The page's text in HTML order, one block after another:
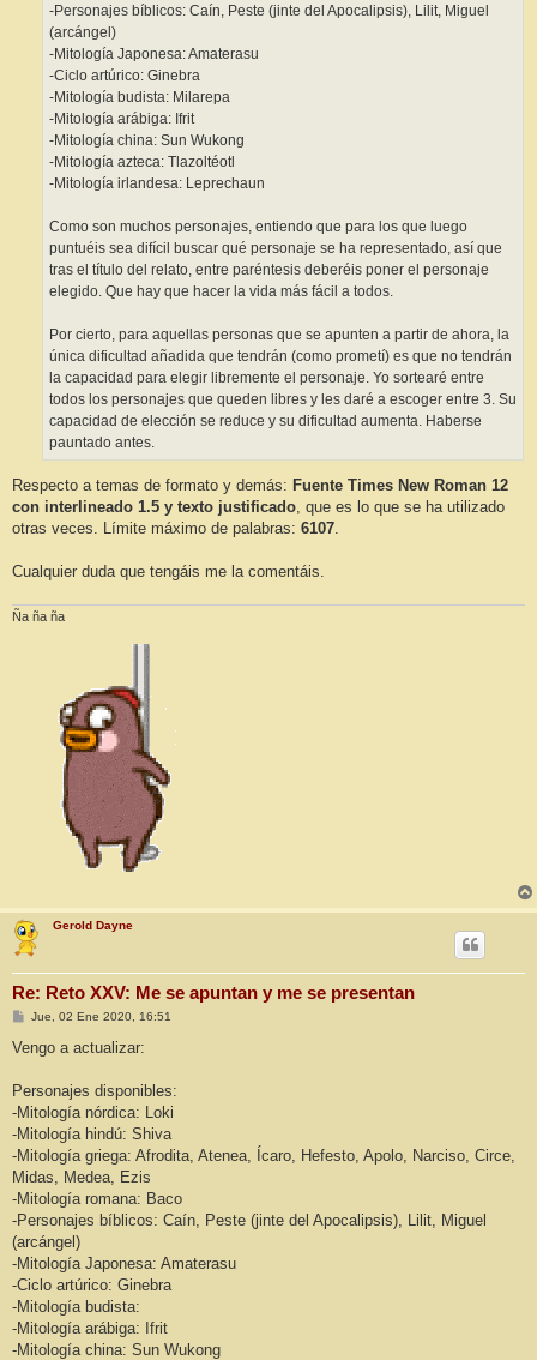
-Personajes bíblicos: Caín, Peste (jinte del Apocalipsis), Lilit, Miguel
(arcángel)
-Mitología Japonesa: Amaterasu
-Ciclo artúrico: Ginebra
-Mitología budista: Milarepa
-Mitología arábiga: Ifrit
-Mitología china: Sun Wukong
-Mitología azteca: Tlazoltéotl
-Mitología irlandesa: Leprechaun
Como son muchos personajes, entiendo que para los que luego
puntuéis sea difícil buscar qué personaje se ha representado, así que
tras el título del relato, entre paréntesis deberéis poner el personaje
elegido. Que hay que hacer la vida más fácil a todos.
Por cierto, para aquellas personas que se apunten a partir de ahora, la
única dificultad añadida que tendrán (como prometí) es que no tendrán
la capacidad para elegir libremente el personaje. Yo sortearé entre
todos los personajes que queden libres y les daré a escoger entre 3. Su
capacidad de elección se reduce y su dificultad aumenta. Haberse
pauntado antes.
Respecto a temas de formato y demás: Fuente Times New Roman 12
con interlineado 1.5 y texto justificado, que es lo que se ha utilizado
otras veces. Límite máximo de palabras: 6107.
Cualquier duda que tengáis me la comentáis.
Ña ña ña
Gerold Dayne
Re: Reto XXV: Me se apuntan y me se presentan
M
n
j
Jue, 02 Ene 2020, 16:51
Vengo a actualizar:
Personajes disponibles:
-Mitología nórdica: Loki
-Mitología hindú: Shiva
-Mitología griega: Afrodita, Atenea, Ícaro, Hefesto, Apolo, Narciso, Circe,
Midas, Medea, Ezis
-Mitología romana: Baco
-Personajes bíblicos: Caín, Peste (jinte del Apocalipsis), Lilit, Miguel
(arcángel)
-Mitología Japonesa: Amaterasu
-Ciclo artúrico: Ginebra
-Mitología budista:
-Mitología arábiga: Ifrit
-Mitología china: Sun Wukong